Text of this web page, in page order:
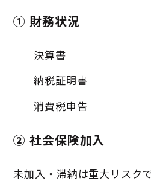
① 財務状況
決算書
納税証明書
消費税申告
② 社会保険加入
未加入・滞納は重大リスクで